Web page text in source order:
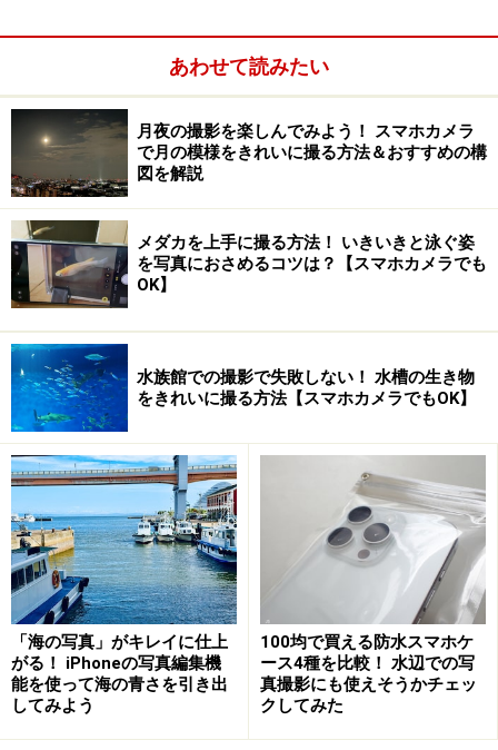
ることは少なくなさそうです。
路面電車を撮るのであれば、いつ電車が現れてもカメラ
を取り出しやすいようにしておくと便利。また走る電車
を撮るのであれば撮影モードは、連写モードに設定して
おくとコマ撮りしやすくなります。事前に撮りたい写真
に合ったモード設定を済ませておくのがポイントです。
次のページでは路面電車の撮ると面白い部分をピックア
ップ！
※記事内容は執筆時点のものです。最新の内容をご確認くださ
い。
次のページへ
あわせて読みたい
月夜の撮影を楽しんでみよう！ スマホカメラ
で月の模様をきれいに撮る方法＆おすすめの構
図を解説
メダカを上手に撮る方法！ いきいきと泳ぐ姿
を写真におさめるコツは？【スマホカメラでも
OK】
水族館での撮影で失敗しない！ 水槽の生き物
をきれいに撮る方法【スマホカメラでもOK】
「海の写真」がキレイに仕上
がる！ iPhoneの写真編集機
能を使って海の青さを引き出
してみよう
100均で買える防水スマホケ
ース4種を比較！ 水辺での写
真撮影にも使えそうかチェッ
クしてみた